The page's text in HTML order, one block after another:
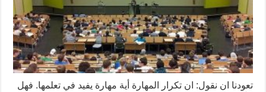
تعودنا ان نقول: ان تكرار المهارة أية مهارة يفيد في تعلمها. فهل